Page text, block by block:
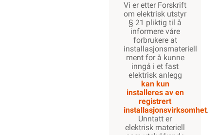
Vi er etter Forskrift
om elektrisk utstyr
§ 21 pliktig til å
informere våre
forbrukere at
installasjonsmateriell
ment for å kunne
inngå i et fast
elektrisk anlegg
kan kun
installeres av en
registrert
installasjonsvirksomhet.
Unntatt er
elektrisk materiell